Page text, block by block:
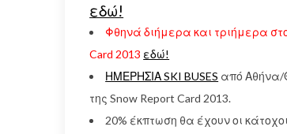
εδώ!
Φθηνά διήμερα και τριήμερα
Card 2013 εδώ!
ΗΜΕΡΗΣΙΑ SKI BUSES από Αθήνα/
της Snow Report Card 2013.
20% έκπτωση θα έχουν οι